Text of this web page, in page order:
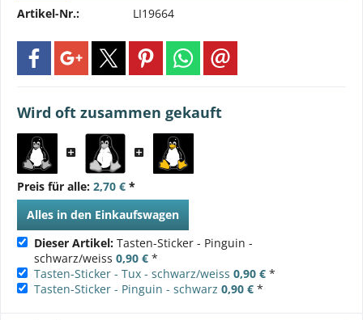
Artikel-Nr.: LI19664
Wird oft zusammen gekauft
Preis für alle: 2,70 € *
Alles in den Einkaufswagen
Dieser Artikel: Tasten-Sticker - Pinguin -
schwarz/weiss 0,90 € *
Tasten-Sticker - Tux - schwarz/weiss 0,90 € *
Tasten-Sticker - Pinguin - schwarz 0,90 € *